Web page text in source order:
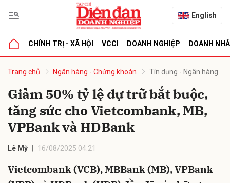
English
CHÍNH TRỊ - XÃ HỘI VCCI DOANH NGHIỆP DOANH
Trang chủ Ngân hàng - Chứng khoán Tín dụng - Ngân hàng
Giảm 50% tỷ lệ dự trữ bắt buộc,
tăng sức cho Vietcombank, MB,
VPBank và HDBank
Lê Mỹ 16/08/2025 04:21
Vietcombank (VCB), MBBank (MB), VPBank
luận
Hủy